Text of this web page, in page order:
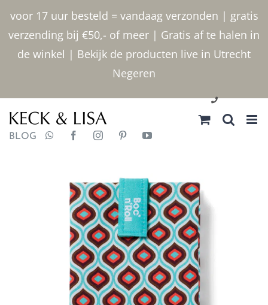
voor 17 uur besteld = vandaag verzonden | gratis
verzending bij €50,- of meer | Gratis af te halen in
de winkel | Bekijk de producten live in Utrecht
Negeren
inhoud
030 2400000
BLOG